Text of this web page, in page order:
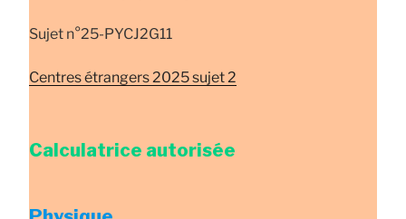
Sujet n°25-PYCJ2G11
Centres étrangers 2025 sujet 2
Calculatrice autorisée